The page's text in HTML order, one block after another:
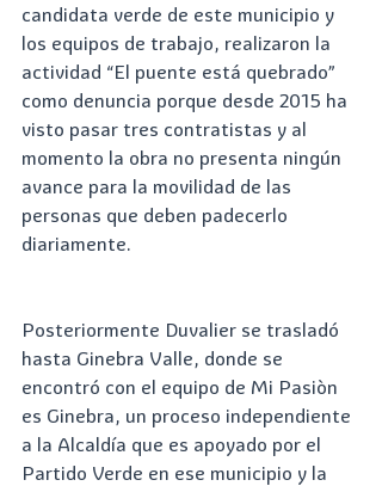
candidata verde de este municipio y
los equipos de trabajo, realizaron la
actividad “El puente está quebrado”
como denuncia porque desde 2015 ha
visto pasar tres contratistas y al
momento la obra no presenta ningún
avance para la movilidad de las
personas que deben padecerlo
diariamente.
Posteriormente Duvalier se trasladó
hasta Ginebra Valle, donde se
encontró con el equipo de Mi Pasiòn
es Ginebra, un proceso independiente
a la Alcaldía que es apoyado por el
Partido Verde en ese municipio y la